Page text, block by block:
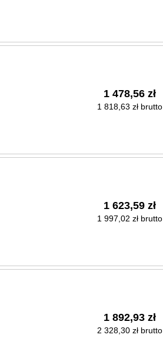
1 478,56 zł
1 818,63 zł brutto
1 623,59 zł
1 997,02 zł brutto
1 892,93 zł
2 328,30 zł brutto